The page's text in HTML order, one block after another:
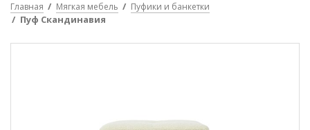
Главная Мягкая мебель Пуфики и банкетки
Пуф Скандинавия